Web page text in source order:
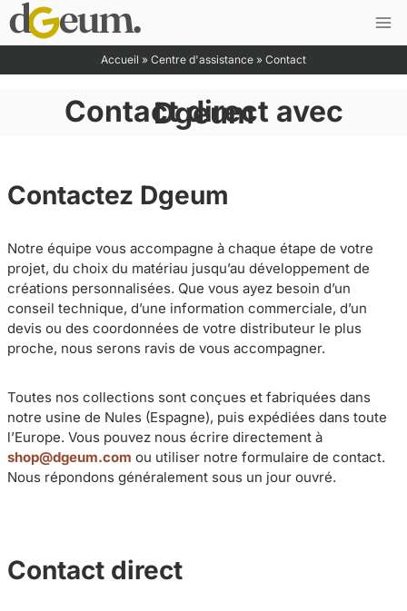
Saltar
al
contenido
Accueil » Centre d'assistance » Contact
Contact direct avec Dgeum
Contactez Dgeum
Notre équipe vous accompagne à chaque étape de votre
projet, du choix du matériau jusqu’au développement de
créations personnalisées. Que vous ayez besoin d’un
conseil technique, d’une information commerciale, d’un
devis ou des coordonnées de votre distributeur le plus
proche, nous serons ravis de vous accompagner.
Toutes nos collections sont conçues et fabriquées dans
notre usine de Nules (Espagne), puis expédiées dans toute
l’Europe. Vous pouvez nous écrire directement à
shop@dgeum.com ou utiliser notre formulaire de contact.
Nous répondons généralement sous un jour ouvré.
Contact direct